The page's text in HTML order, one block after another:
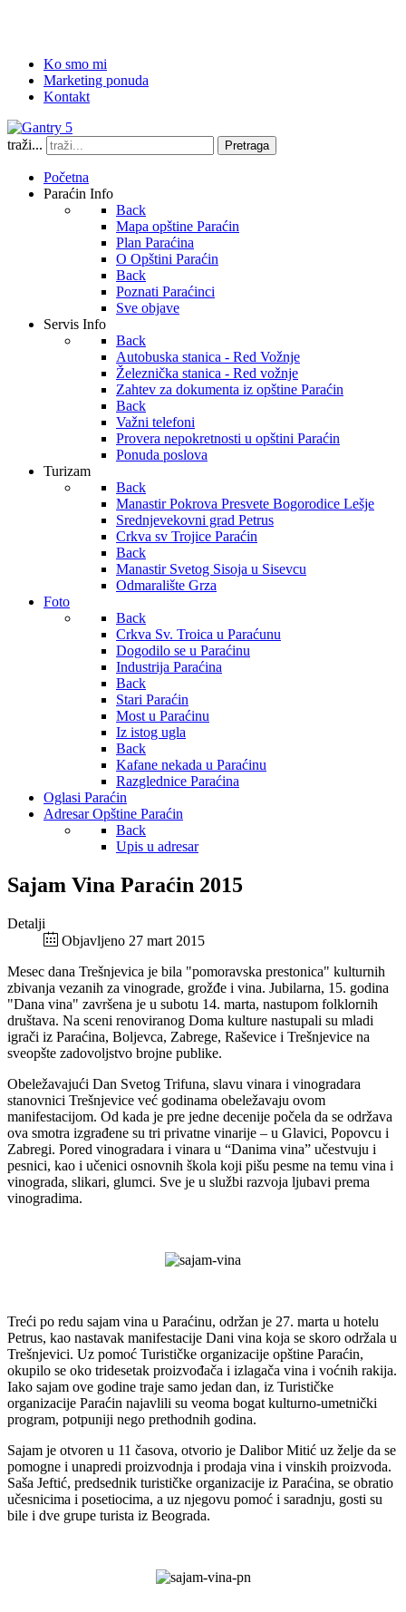
Ko smo mi
Marketing ponuda
Kontakt
traži... Pretraga
Početna
Paraćin Info
Back
Mapa opštine Paraćin
Plan Paraćina
O Opštini Paraćin
Back
Poznati Paraćinci
Sve objave
Servis Info
Back
Autobuska stanica - Red Vožnje
Železnička stanica - Red vožnje
Zahtev za dokumenta iz opštine Paraćin
Back
Važni telefoni
Provera nepokretnosti u opštini Paraćin
Ponuda poslova
Turizam
Back
Manastir Pokrova Presvete Bogorodice Lešje
Srednjevekovni grad Petrus
Crkva sv Trojice Paraćin
Back
Manastir Svetog Sisoja u Sisevcu
Odmaralište Grza
Foto
Back
Crkva Sv. Troica u Paraćunu
Dogodilo se u Paraćinu
Industrija Paraćina
Back
Stari Paraćin
Most u Paraćinu
Iz istog ugla
Back
Kafane nekada u Paraćinu
Razglednice Paraćina
Oglasi Paraćin
Adresar Opštine Paraćin
Back
Upis u adresar
Sajam Vina Paraćin 2015
Detalji
Objavljeno 27 mart 2015
Mesec dana Trešnjevica je bila "pomoravska prestonica" kulturnih
zbivanja vezanih za vinograde, grožđe i vina. Jubilarna, 15. godina
"Dana vina" završena je u subotu 14. marta, nastupom folklornih
društava. Na sceni renoviranog Doma kulture nastupali su mladi
igrači iz Paraćina, Boljevca, Zabrege, Raševice i Trešnjevice na
sveopšte zadovoljstvo brojne publike.
Obeležavajući Dan Svetog Trifuna, slavu vinara i vinogradara
stanovnici Trešnjevice već godinama obeležavaju ovom
manifestacijom. Od kada je pre jedne decenije počela da se održava
ova smotra izgrađene su tri privatne vinarije – u Glavici, Popovcu i
Zabregi. Pored vinogradara i vinara u “Danima vina” učestvuju i
pesnici, kao i učenici osnovnih škola koji pišu pesme na temu vina i
vinograda, slikari, glumci. Sve je u službi razvoja ljubavi prema
vinogradima.
Treći po redu sajam vina u Paraćinu, održan je 27. marta u hotelu
Petrus, kao nastavak manifestacije Dani vina koja se skoro održala u
Trešnjevici. Uz pomoć Turističke organizacije opštine Paraćin,
okupilo se oko tridesetak proizvođača i izlagača vina i voćnih rakija.
Iako sajam ove godine traje samo jedan dan, iz Turističke
organizacije Paraćin najavlili su veoma bogat kulturno-umetnički
program, potpuniji nego prethodnih godina.
Sajam je otvoren u 11 časova, otvorio je Dalibor Mitić uz želje da se
pomogne i unapredi proizvodnja i prodaja vina i vinskih proizvoda.
Saša Jeftić, predsednik turističke organizacije iz Paraćina, se obratio
učesnicima i posetiocima, a uz njegovu pomoć i saradnju, gosti su
bile i dve grupe turista iz Beograda.